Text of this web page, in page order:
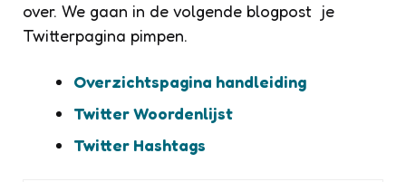
over. We gaan in de volgende blogpost je
Twitterpagina pimpen.
Overzichtspagina handleiding
Twitter Woordenlijst
Twitter Hashtags